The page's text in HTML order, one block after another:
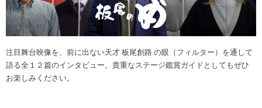
注目舞台映像を、前に出ない天才 板尾創路 の眼（フィルター）を通して
語る全１２篇のインタビュー。貴重なステージ鑑賞ガイドとしてもぜひ
お楽しみください。